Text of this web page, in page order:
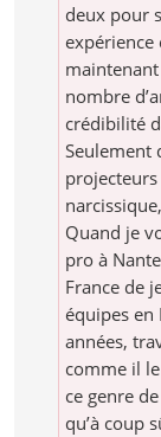
deux pour
expérience
nombre
crédibilité
Seulement
Quand je
pro à
France de
équipes en
années,
comme il
ce genre
qu’à coup